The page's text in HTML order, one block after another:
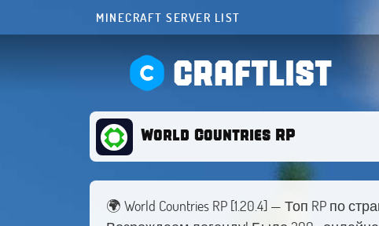
MINECRAFT SERVER LIST
CRAFTLIST
World Countries RP
🌍 World Countries RP [1.20.4] — Топ RP по